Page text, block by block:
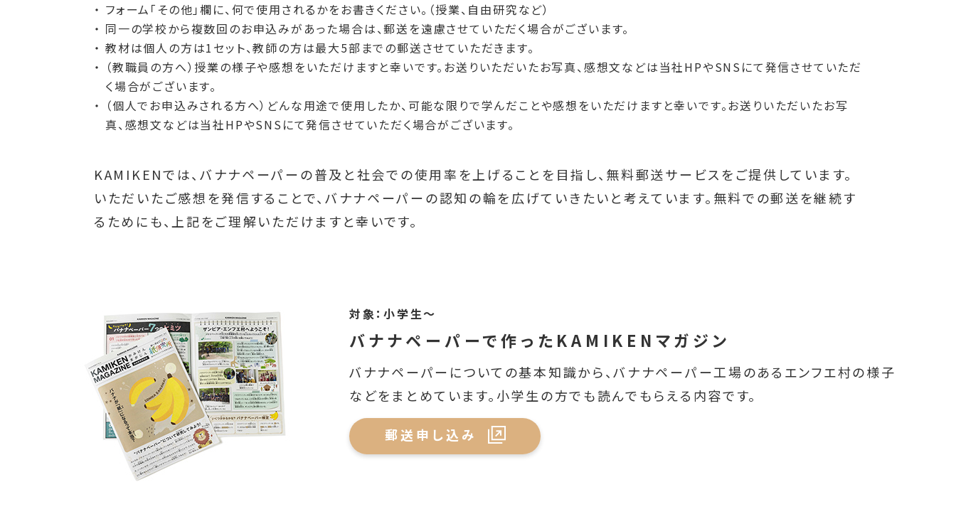
フォーム「その他」欄に、何で使用されるかをお書きください。（授業、自由研究など）
同一の学校から複数回のお申込みがあった場合は、郵送を遠慮させていただく場合がございます。
教材は個人の方は1セット、教師の方は最大5部までの郵送させていただきます。
（教職員の方へ）授業の様子や感想をいただけますと幸いです。お送りいただいたお写真、感想文などは当社HPやSNSにて発信させていただ
く場合がございます。
（個人でお申込みされる方へ）どんな用途で使用したか、可能な限りで学んだことや感想をいただけますと幸いです。お送りいただいたお写
真、感想文などは当社HPやSNSにて発信させていただく場合がございます。
KAMIKENでは、バナナペーパーの普及と社会での使用率を上げることを目指し、無料郵送サービスをご提供しています。
いただいたご感想を発信することで、バナナペーパーの認知の輪を広げていきたいと考えています。無料での郵送を継続す
るためにも、上記をご理解いただけますと幸いです。
対象：小学生～
バナナペーパーで作ったKAMIKENマガジン
バナナペーパーについての基本知識から、バナナペーパー工場のあるエンフエ村の様子
などをまとめています。小学生の方でも読んでもらえる内容です。
郵送申し込み